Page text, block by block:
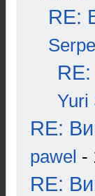
RE:
Yuri
RE:
pawel -
RE: